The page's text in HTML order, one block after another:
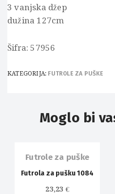
3 vanjska džep
dužina 127cm
Šifra: 57956
KATEGORIJA: FUTROLE ZA PUŠKE
Moglo bi
OUT OF
Futrole za puške
Futrola za pušku 1084
23,23€